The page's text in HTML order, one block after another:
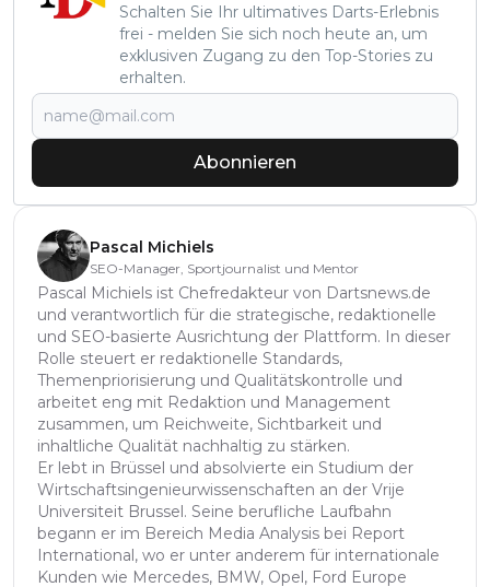
Schalten Sie Ihr ultimatives Darts-Erlebnis
frei - melden Sie sich noch heute an, um
exklusiven Zugang zu den Top-Stories zu
erhalten.
Abonnieren
Pascal Michiels
SEO-Manager, Sportjournalist und Mentor
Pascal Michiels ist Chefredakteur von Dartsnews.de
und verantwortlich für die strategische, redaktionelle
und SEO-basierte Ausrichtung der Plattform. In dieser
Rolle steuert er redaktionelle Standards,
Themenpriorisierung und Qualitätskontrolle und
arbeitet eng mit Redaktion und Management
zusammen, um Reichweite, Sichtbarkeit und
inhaltliche Qualität nachhaltig zu stärken.
Er lebt in Brüssel und absolvierte ein Studium der
Wirtschaftsingenieurwissenschaften an der Vrije
Universiteit Brussel. Seine berufliche Laufbahn
begann er im Bereich Media Analysis bei Report
International, wo er unter anderem für internationale
Kunden wie Mercedes, BMW, Opel, Ford Europe